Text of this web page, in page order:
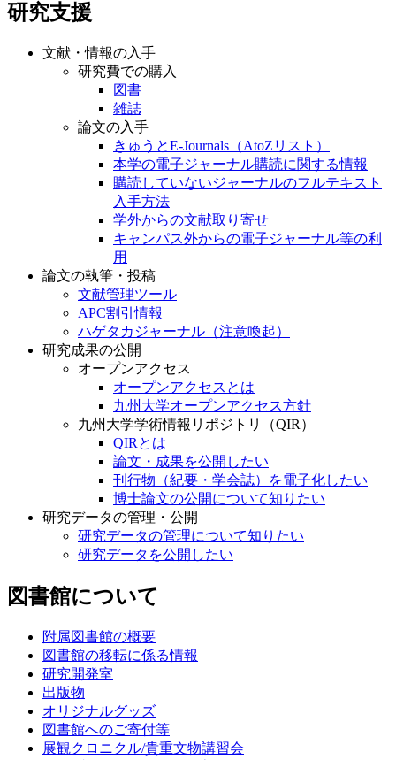
研究支援
文献・情報の入手
研究費での購入
図書
雑誌
論文の入手
きゅうとE-Journals（AtoZリスト）
本学の電子ジャーナル購読に関する情報
購読していないジャーナルのフルテキスト
入手方法
学外からの文献取り寄せ
キャンパス外からの電子ジャーナル等の利
用
論文の執筆・投稿
文献管理ツール
APC割引情報
ハゲタカジャーナル（注意喚起）
研究成果の公開
オープンアクセス
オープンアクセスとは
九州大学オープンアクセス方針
九州大学学術情報リポジトリ（QIR）
QIRとは
論文・成果を公開したい
刊行物（紀要・学会誌）を電子化したい
博士論文の公開について知りたい
研究データの管理・公開
研究データの管理について知りたい
研究データを公開したい
図書館について
附属図書館の概要
図書館の移転に係る情報
研究開発室
出版物
オリジナルグッズ
図書館へのご寄付等
展観クロニクル/貴重文物講習会